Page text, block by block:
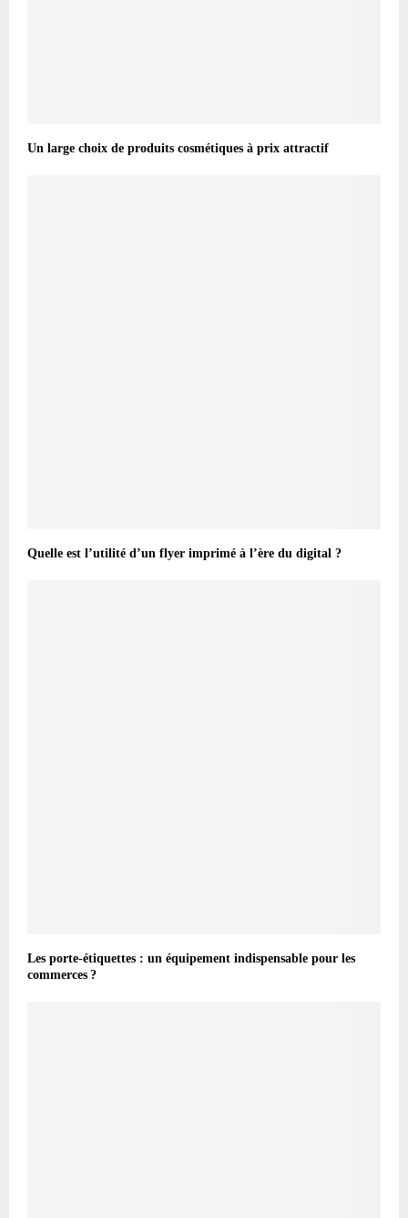
Un large choix de produits cosmétiques à prix attractif
Quelle est l’utilité d’un flyer imprimé à l’ère du digital ?
Les porte-étiquettes : un équipement indispensable pour les
commerces ?